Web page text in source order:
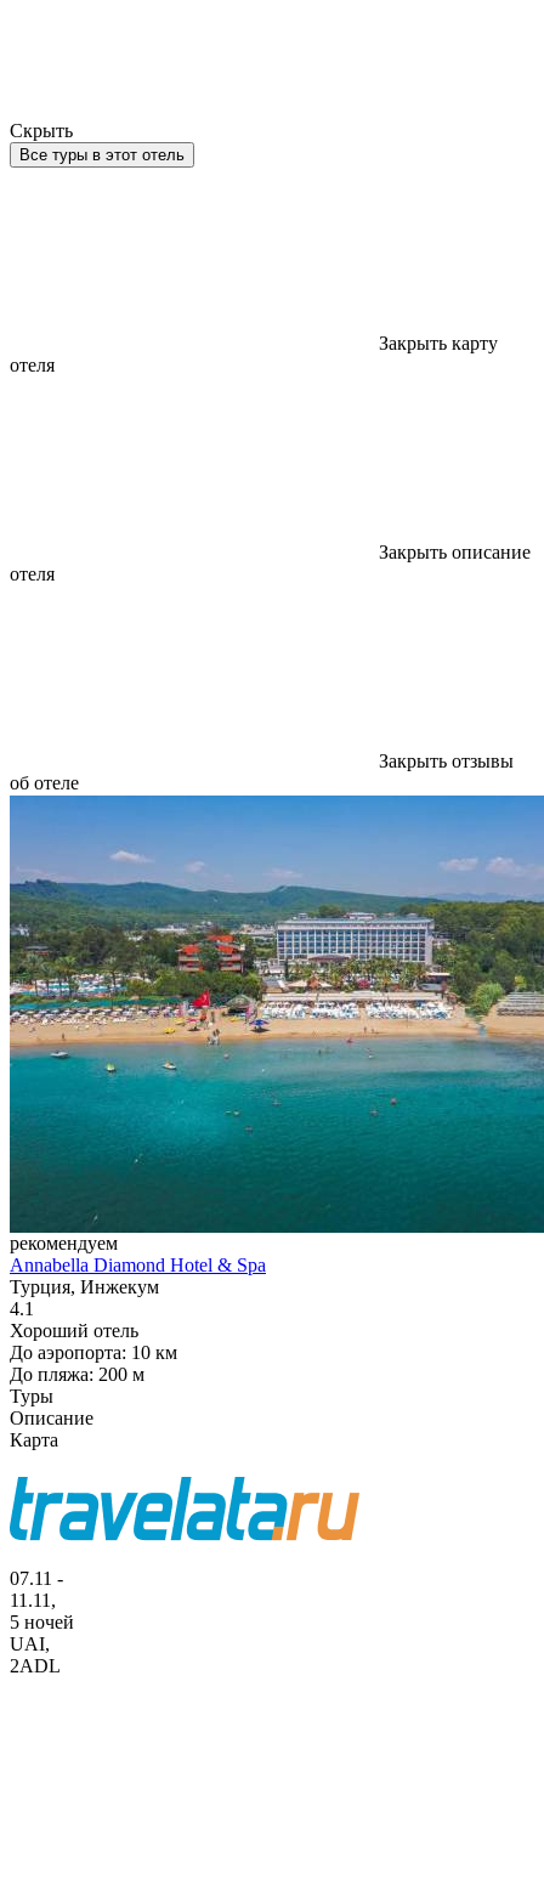
Скрыть
Все туры в этот отель
Закрыть карту
отеля
Закрыть описание
отеля
Закрыть отзывы
об отеле
рекомендуем
Annabella Diamond Hotel & Spa
Турция, Инжекум
4.1
Хороший отель
До аэропорта: 10 км
До пляжа: 200 м
Туры
Описание
Карта
07.11 -
11.11,
5 ночей
UAI,
2ADL